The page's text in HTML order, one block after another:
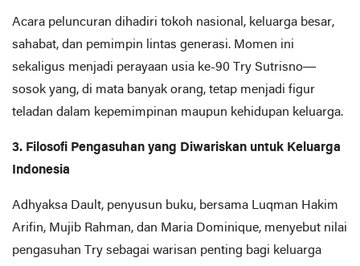
Acara peluncuran dihadiri tokoh nasional, keluarga besar,
sahabat, dan pemimpin lintas generasi. Momen ini
sekaligus menjadi perayaan usia ke-90 Try Sutrisno—
sosok yang, di mata banyak orang, tetap menjadi figur
teladan dalam kepemimpinan maupun kehidupan keluarga.
3. Filosofi Pengasuhan yang Diwariskan untuk Keluarga
Indonesia
Adhyaksa Dault, penyusun buku, bersama Luqman Hakim
Arifin, Mujib Rahman, dan Maria Dominique, menyebut nilai
pengasuhan Try sebagai warisan penting bagi keluarga